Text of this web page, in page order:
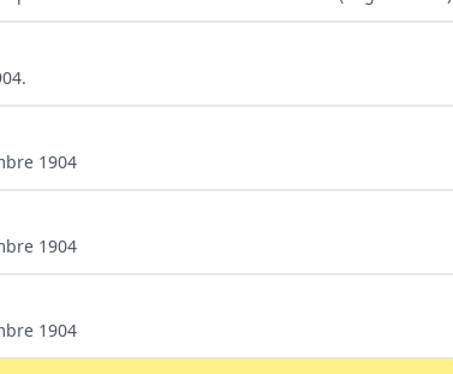
1904
1904
1904